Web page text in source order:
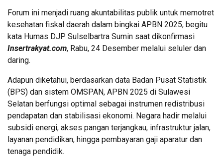
Forum ini menjadi ruang akuntabilitas publik untuk memotret
kesehatan fiskal daerah dalam bingkai APBN 2025, begitu
kata Humas DJP Sulselbartra Sumin saat dikonfirmasi
Insertrakyat.com, Rabu, 24 Desember melalui seluler dan
daring.
Adapun diketahui, berdasarkan data Badan Pusat Statistik
(BPS) dan sistem OMSPAN, APBN 2025 di Sulawesi
Selatan berfungsi optimal sebagai instrumen redistribusi
pendapatan dan stabilisasi ekonomi. Negara hadir melalui
subsidi energi, akses pangan terjangkau, infrastruktur jalan,
layanan pendidikan, hingga pembayaran gaji aparatur dan
tenaga pendidik.